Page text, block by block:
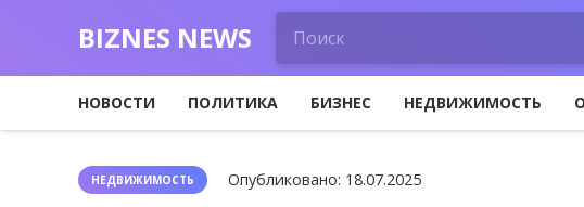
BIZNES NEWS
НОВОСТИ ПОЛИТИКА БИЗНЕС НЕДВИЖИМОСТЬ
НЕДВИЖИМОСТЬ Опубликовано: 18.07.2025